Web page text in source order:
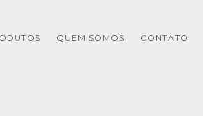
QUEM SOMOS CONTATO